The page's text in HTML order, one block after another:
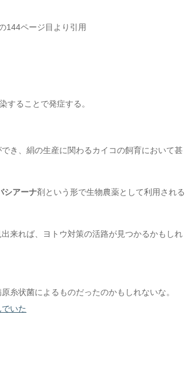
144ページ目より引用
することで発症する。
き、絹の生産に関わるカイコの飼育において甚
シアーナ剤という形で生物農薬として利用される
来れば、ヨトウ対策の活路が見つかるかもしれ
糸状菌によるものだったのかもしれないな。
いた